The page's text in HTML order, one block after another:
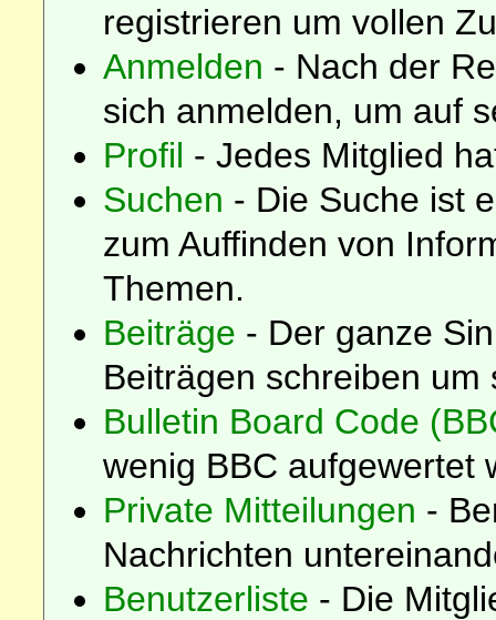
registrieren um vollen
Anmelden - Nach der
sich anmelden, um auf
Profil - Jedes Mitglied
Suchen - Die Suche ist
zum Auffinden von
Themen.
Beiträge - Der ganze
Beiträgen schreiben
Bulletin Board Code
wenig BBC aufgewertet
Private Mitteilungen -
Nachrichten
Benutzerliste - Die